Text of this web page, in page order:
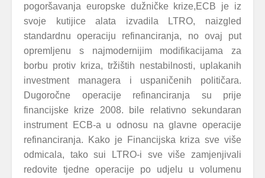
pogoršavanja europske dužničke krize,ECB je iz
svoje kutijice alata izvadila LTRO, naizgled
standardnu operaciju refinanciranja, no ovaj put
opremljenu s najmodernijim modifikacijama za
borbu protiv kriza, tržištih nestabilnosti, uplakanih
investment managera i uspaničenih političara.
Dugoročne operacije refinanciranja su prije
financijske krize 2008. bile relativno sekundaran
instrument ECB-a u odnosu na glavne operacije
refinanciranja. Kako je Financijska kriza sve više
odmicala, tako sui LTRO-i sve više zamjenjivali
redovite tjedne operacije po udjelu u volumenu